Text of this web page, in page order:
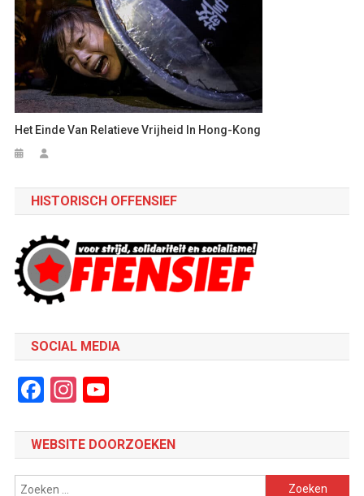
Het Einde Van Relatieve Vrijheid In Hong-Kong
HISTORISCH OFFENSIEF
SOCIAL MEDIA
Facebook
Instagram
YouTube
WEBSITE DOORZOEKEN
Zoeken